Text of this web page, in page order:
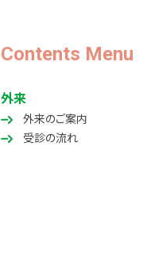
Contents Menu
外来
外来のご案内
受診の流れ